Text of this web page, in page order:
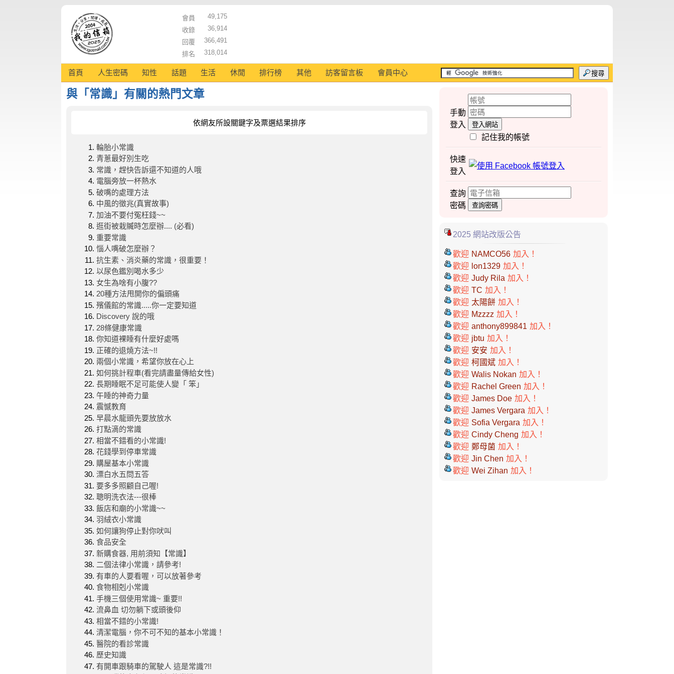
會員
49,175
收錄
36,914
回覆
366,491
排名
318,014
首頁 人生密碼 知性 話題 生活 休閒 排行榜 其他 訪客留言板 會員中心 搜尋
與「常識」有關的熱門文章
依網友所設關鍵字及票選結果排序
輪胎小常識
青蔥最好別生吃
常識，趕快告訴還不知道的人哦
電腦旁放一杯熱水
破嘴的處理方法
中風的徵兆(真實故事)
加油不要付冤枉錢~~
逛街被栽贓時怎麼辦.... (必看)
重要常識
惱人嘴破怎麼辦？
抗生素、消炎藥的常識，很重要！
以尿色鑑別喝水多少
女生為啥有小腹??
20種方法甩開你的偏頭痛
殯儀館的常識.....你一定要知道
Discovery 說的哦
28條健康常識
你知道裸睡有什麼好處嗎
正確的退燒方法~!!
兩個小常識，希望你放在心上
如何挑計程車(看完請盡量傳給女性)
長期睡眠不足可能使人變「 笨」
午睡的神奇力量
震憾教育
早晨水龍頭先要放放水
打點滴的常識
相當不錯看的小常識!
花錢學到停車常識
購屋基本小常識
漂白水五問五答
要多多照顧自己喔!
聰明洗衣法---很棒
飯店和廟的小常識~~
羽絨衣小常識
如何讓狗停止對你吠叫
食品安全
新購食器, 用前須知【常識】
二個法律小常識，請參考!
有車的人要看喔，可以放著參考
食物相剋小常識
手機三個使用常識~ 重要!!
流鼻血 切勿躺下或頭後仰
相當不錯的小常識!
清潔電腦，你不可不知的基本小常識！
醫院的看診常識
歷史知識
有開車跟騎車的駕駛人 這是常識?!!
手動
登入
登入網站
記住我的帳號
快速
登入
查詢
密碼
查詢密碼
2025 網站改版公告
歡迎 NAMCO56 加入！
歡迎 lon1329 加入！
歡迎 Judy Rila 加入！
歡迎 TC 加入！
歡迎 太陽餅 加入！
歡迎 Mzzzz 加入！
歡迎 anthony899841 加入！
歡迎 jbtu 加入！
歡迎 安安 加入！
歡迎 柯國斌 加入！
歡迎 Walis Nokan 加入！
歡迎 Rachel Green 加入！
歡迎 James Doe 加入！
歡迎 James Vergara 加入！
歡迎 Sofia Vergara 加入！
歡迎 Cindy Cheng 加入！
歡迎 鄭母菌 加入！
歡迎 Jin Chen 加入！
歡迎 Wei Zihan 加入！